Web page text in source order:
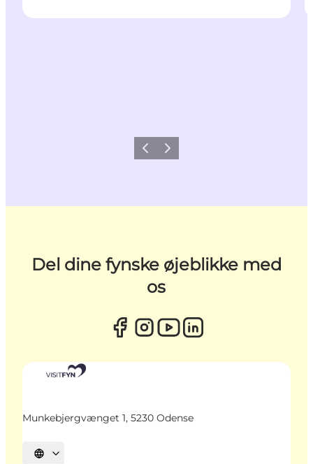
ForrigeNæste
Del dine fynske øjeblikke med
os
Munkebjergvænget 1, 5230 Odense
Vælg sprog